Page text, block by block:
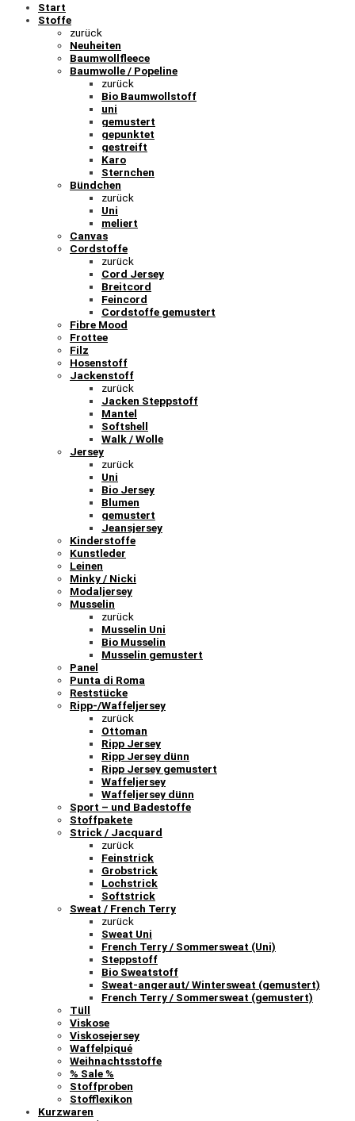
Start
Stoffe
zurück
Neuheiten
Baumwollfleece
Baumwolle / Popeline
zurück
Bio Baumwollstoff
uni
gemustert
gepunktet
gestreift
Karo
Sternchen
Bündchen
zurück
Uni
meliert
Canvas
Cordstoffe
zurück
Cord Jersey
Breitcord
Feincord
Cordstoffe gemustert
Fibre Mood
Frottee
Filz
Hosenstoff
Jackenstoff
zurück
Jacken Steppstoff
Mantel
Softshell
Walk / Wolle
Jersey
zurück
Uni
Bio Jersey
Blumen
gemustert
Jeansjersey
Kinderstoffe
Kunstleder
Leinen
Minky / Nicki
Modaljersey
Musselin
zurück
Musselin Uni
Bio Musselin
Musselin gemustert
Panel
Punta di Roma
Reststücke
Ripp-/Waffeljersey
zurück
Ottoman
Ripp Jersey
Ripp Jersey dünn
Ripp Jersey gemustert
Waffeljersey
Waffeljersey dünn
Sport – und Badestoffe
Stoffpakete
Strick / Jacquard
zurück
Feinstrick
Grobstrick
Lochstrick
Softstrick
Sweat / French Terry
zurück
Sweat Uni
French Terry / Sommersweat (Uni)
Steppstoff
Bio Sweatstoff
Sweat-angeraut/ Wintersweat (gemustert)
French Terry / Sommersweat (gemustert)
Tüll
Viskose
Viskosejersey
Waffelpiqué
Weihnachtsstoffe
% Sale %
Stoffproben
Stofflexikon
Kurzwaren